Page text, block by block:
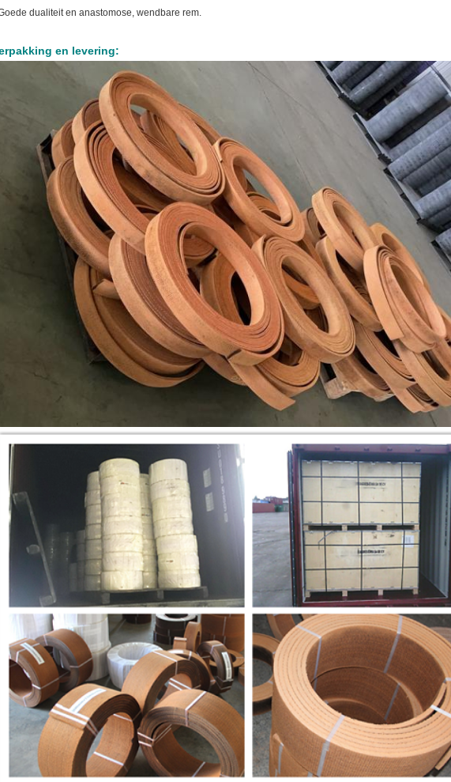
dualiteit en anastomose, wendbare rem.
en levering: